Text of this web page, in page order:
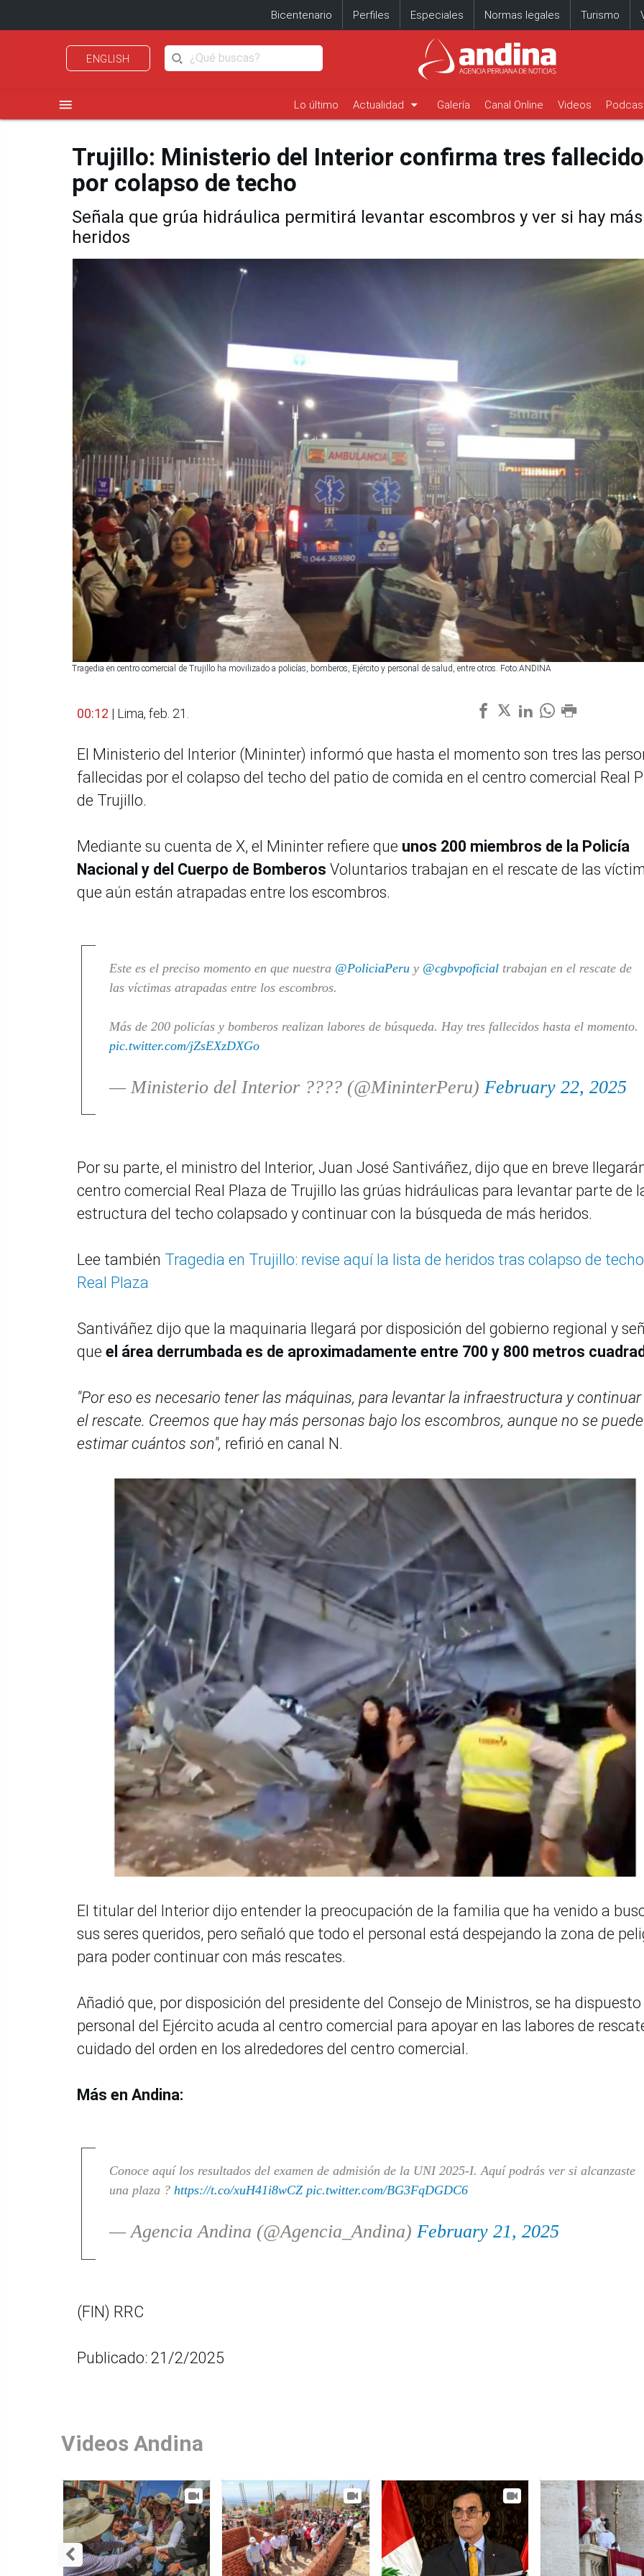
Bicentenario Perfiles Especiales Normas legales Turismo
ENGLISH
menu Lo último Actualidad arrow_drop_down Galería Canal Online Videos
Trujillo: Ministerio del Interior confirma tres
por colapso de techo
Señala que grúa hidráulica permitirá levantar escombros y ver si hay más
heridos
Tragedia en centro comercial de Trujillo ha movilizado a policías, bomberos, Ejército y personal de salud, entre otros. Foto:ANDINA
00:12 | Lima, feb. 21.
El Ministerio del Interior (Mininter) informó que hasta el momento son tres las
fallecidas por el colapso del techo del patio de comida en el centro comercial Real
de Trujillo.
Mediante su cuenta de X, el Mininter refiere que unos 200 miembros de la Policía
Nacional y del Cuerpo de Bomberos Voluntarios trabajan en el rescate de las
que aún están atrapadas entre los escombros.
Este es el preciso momento en que nuestra @PoliciaPeruy @cgbvpoficialtrabajan en el rescate de
las víctimas atrapadas entre los escombros.
Más de 200 policías y bomberos realizan labores de búsqueda. Hay tres fallecidos hasta el momento.
pic.twitter.com/jZsEXzDXGo
— Ministerio del Interior ???? (@MininterPeru) February 22, 2025
Por su parte, el ministro del Interior, Juan José Santiváñez, dijo que en breve
centro comercial Real Plaza de Trujillo las grúas hidráulicas para levantar parte de
estructura del techo colapsado y continuar con la búsqueda de más heridos.
Lee también Tragedia en Trujillo: revise aquí la lista de heridos tras colapso de
Real Plaza
Santiváñez dijo que la maquinaria llegará por disposición del gobierno regional y
que el área derrumbada es de aproximadamente entre 700 y 800 metros
"Por eso es necesario tener las máquinas, para levantar la infraestructura y continuar
el rescate. Creemos que hay más personas bajo los escombros, aunque no se puede
estimar cuántos son", refirió en canal N.
El titular del Interior dijo entender la preocupación de la familia que ha venido a
sus seres queridos, pero señaló que todo el personal está despejando la zona de
para poder continuar con más rescates.
Añadió que, por disposición del presidente del Consejo de Ministros, se ha dispuesto
personal del Ejército acuda al centro comercial para apoyar en las labores de
cuidado del orden en los alrededores del centro comercial.
Más en Andina:
Conoce aquí los resultados del examen de admisión de la UNI 2025-I. Aquí podrás ver si alcanzaste
una plaza ? https://t.co/xuH41i8wCZ pic.twitter.com/BG3FqDGDC6
— Agencia Andina (@Agencia_Andina) February 21, 2025
(FIN) RRC
Publicado: 21/2/2025
Videos Andina